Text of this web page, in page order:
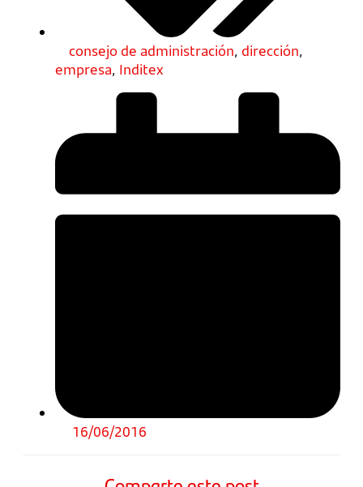
consejo de administración, dirección,
empresa, Inditex
16/06/2016